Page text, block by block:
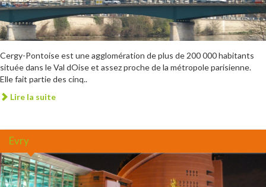
Cergy-Pontoise est une agglomération de plus de 200 000 habitants
située dans le Val dOise et assez proche de la métropole parisienne.
Elle fait partie des cinq..
Lire la suite
Evry